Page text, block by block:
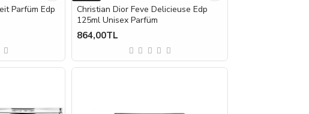
Parfüm Edp
Christian Dior Feve Delicieuse Edp
125ml Unisex Parfüm
864,00TL